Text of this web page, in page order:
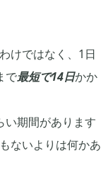
けではなく、1日
で最短で14日かか
い期間があります
ないよりは何かあ
1